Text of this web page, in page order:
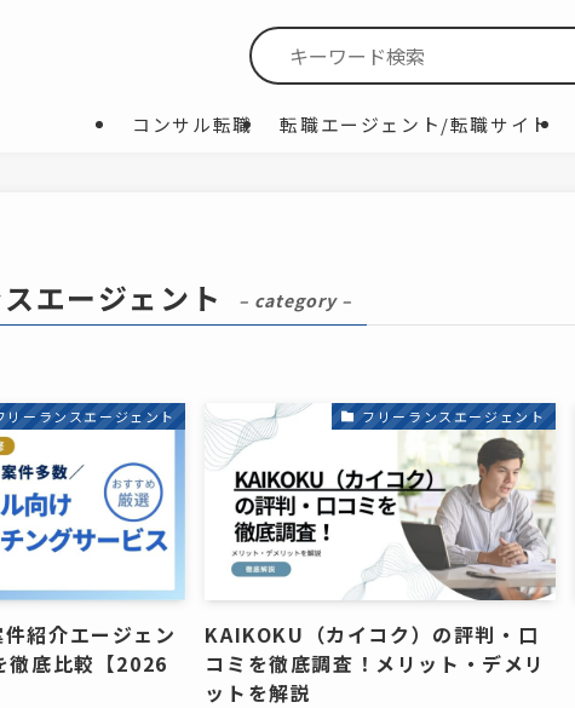
コンサル転職 転職エージェント/転職サイト
エージェント – category –
リーランスエージェント
紹介エージェン
徹底比較【2026
フリーランスエージェント
KAIKOKU（カイコク）の評判・口
コミを徹底調査！メリット・デメリ
ットを解説